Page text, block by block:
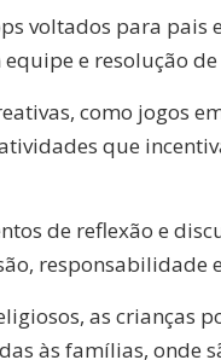
voltados para pais
e resolução
como jogos
que
de reflexão e
responsabilidade
as crianças
às famílias, onde